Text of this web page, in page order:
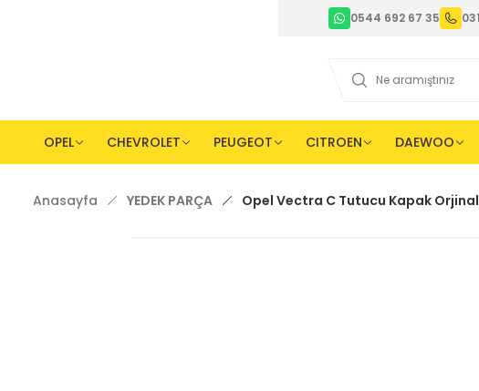
0544 692 67 35
OPEL CHEVROLET PEUGEOT CITROEN DAEWOO
Anasayfa YEDEK PARÇA Opel Vectra C Tutucu Kapak Orjinal